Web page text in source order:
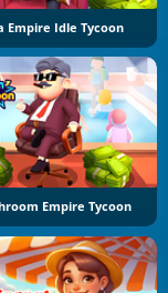
Empire Idle Tycoon
Empire Tycoon